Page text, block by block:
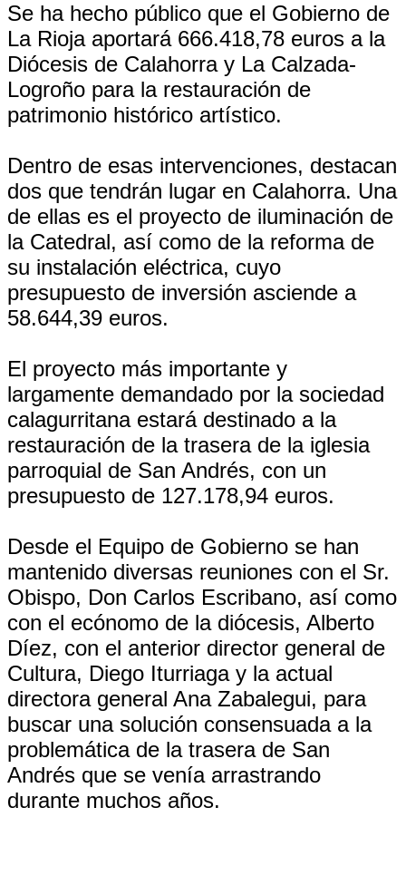
Se ha hecho público que el Gobierno de
La Rioja aportará 666.418,78 euros a la
Diócesis de Calahorra y La Calzada-
Logroño para la restauración de
patrimonio histórico artístico.
Dentro de esas intervenciones, destacan
dos que tendrán lugar en Calahorra. Una
de ellas es el proyecto de iluminación de
la Catedral, así como de la reforma de
su instalación eléctrica, cuyo
presupuesto de inversión asciende a
58.644,39 euros.
El proyecto más importante y
largamente demandado por la sociedad
calagurritana estará destinado a la
restauración de la trasera de la iglesia
parroquial de San Andrés, con un
presupuesto de 127.178,94 euros.
Desde el Equipo de Gobierno se han
mantenido diversas reuniones con el Sr.
Obispo, Don Carlos Escribano, así como
con el ecónomo de la diócesis, Alberto
Díez, con el anterior director general de
Cultura, Diego Iturriaga y la actual
directora general Ana Zabalegui, para
buscar una solución consensuada a la
problemática de la trasera de San
Andrés que se venía arrastrando
durante muchos años.